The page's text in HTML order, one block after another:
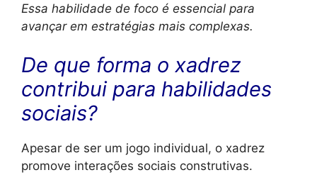
Essa habilidade de foco é essencial para
avançar em estratégias mais complexas.
De que forma o xadrez
contribui para habilidades
sociais?
Apesar de ser um jogo individual, o xadrez
promove interações sociais construtivas.